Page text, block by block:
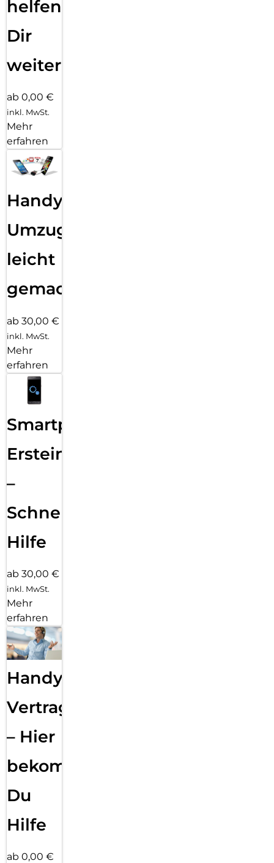
helfen
Dir
weiter
ab 0,00 €
inkl. MwSt.
Mehr
erfahren
Handy
Umzug
leicht
gemacht!
ab 30,00 €
inkl. MwSt.
Mehr
erfahren
Smartphone
Ersteinrichtung
–
Schnelle
Hilfe
ab 30,00 €
inkl. MwSt.
Mehr
erfahren
Handy
Vertragsabwicklung
– Hier
bekommst
Du
Hilfe
ab 0,00 €